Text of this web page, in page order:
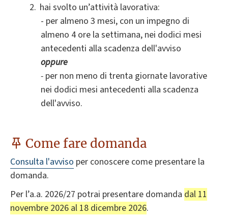
hai svolto un’attività lavorativa:
- per almeno 3 mesi, con un impegno di
almeno 4 ore la settimana, nei dodici mesi
antecedenti alla scadenza dell'avviso
oppure
- per non meno di trenta giornate lavorative
nei dodici mesi antecedenti alla scadenza
dell'avviso.
Come fare domanda
Consulta l'avviso per conoscere come presentare la
domanda.
Per l’a.a. 2026/27 potrai presentare domanda dal 11
novembre 2026 al 18 dicembre 2026.